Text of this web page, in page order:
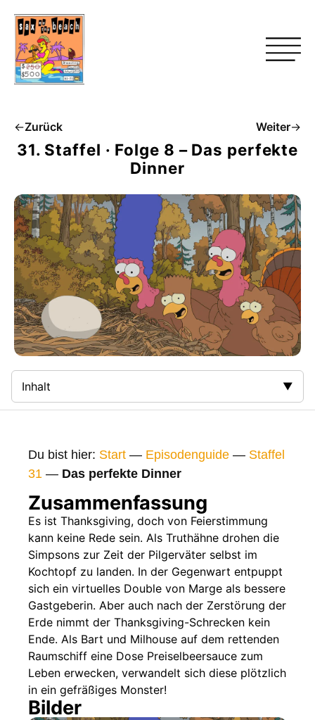
←Zurück Weiter→
31. Staffel · Folge 8 – Das perfekte
Dinner
Inhalt
Zusammenfassung
Gags
Gaststars
Fakten
Sendetermine
Nächste / Vorherige Folge
Du bist hier: Start — Episodenguide — Staffel
31 — Das perfekte Dinner
Zusammenfassung
Es ist Thanksgiving, doch von Feierstimmung
kann keine Rede sein. Als Truthähne drohen die
Simpsons zur Zeit der Pilgerväter selbst im
Kochtopf zu landen. In der Gegenwart entpuppt
sich ein virtuelles Double von Marge als bessere
Gastgeberin. Aber auch nach der Zerstörung der
Erde nimmt der Thanksgiving-Schrecken kein
Ende. Als Bart und Milhouse auf dem rettenden
Raumschiff eine Dose Preiselbeersauce zum
Leben erwecken, verwandelt sich diese plötzlich
in ein gefräßiges Monster!
Bilder